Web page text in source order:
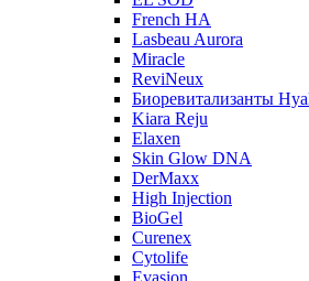
French HA
Lasbeau Aurora
Miracle
ReviNeux
Биоревитализанты
Kiara Reju
Elaxen
Skin Glow DNA
DerMaxx
High Injection
BioGel
Curenex
Cytolife
Evasion